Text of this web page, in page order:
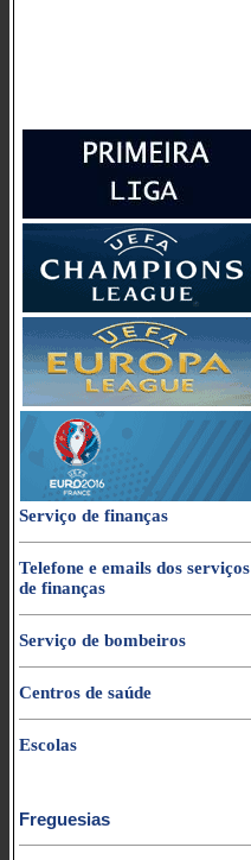
Serviço de finanças
Telefone e emails dos serviços
de finanças
Serviço de bombeiros
Centros de saúde
Escolas
Freguesias